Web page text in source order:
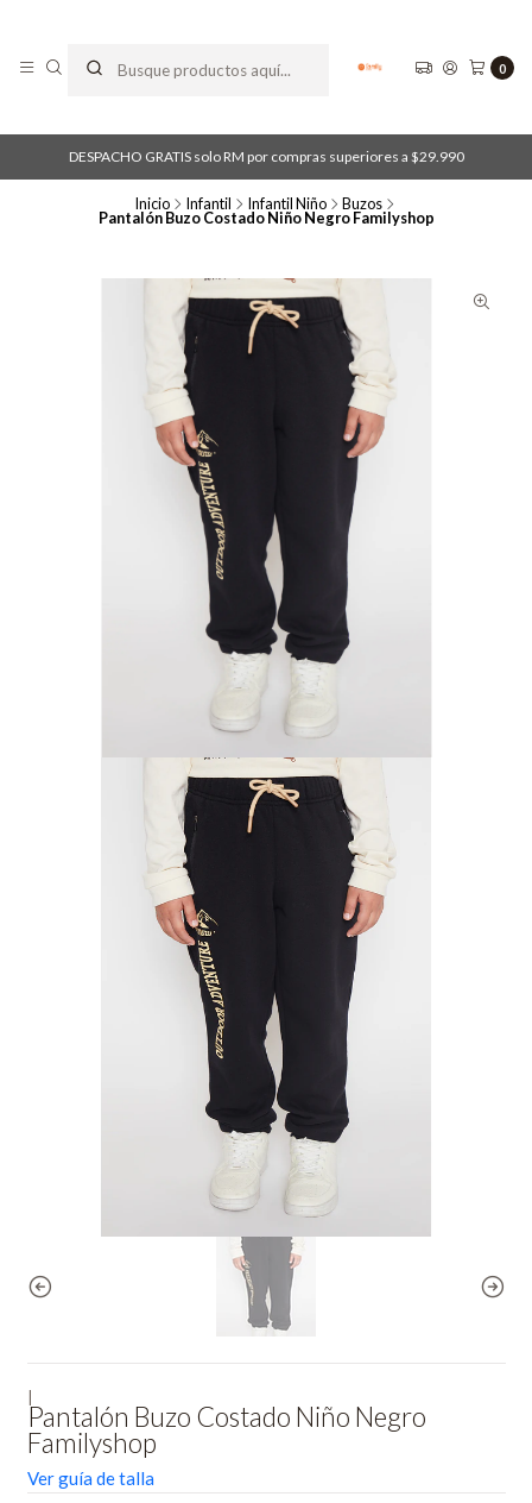
0
DESPACHO GRATIS solo RM por compras superiores a $29.990
Inicio Infantil Infantil Niño Buzos
Pantalón Buzo Costado Niño Negro Familyshop
Pantalón Buzo Costado Niño Negro
Familyshop
Ver guía de talla